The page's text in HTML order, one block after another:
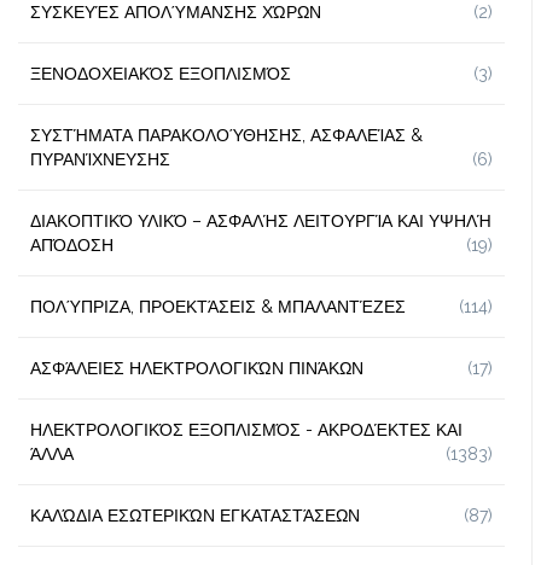
ΣΥΣΚΕΥΈΣ ΑΠΟΛΎΜΑΝΣΗΣ ΧΏΡΩΝ (2)
ΞΕΝΟΔΟΧΕΙΑΚΌΣ ΕΞΟΠΛΙΣΜΌΣ (3)
ΣΥΣΤΉΜΑΤΑ ΠΑΡΑΚΟΛΟΎΘΗΣΗΣ, ΑΣΦΑΛΕΊΑΣ &
ΠΥΡΑΝΊΧΝΕΥΣΗΣ
(6)
ΔΙΑΚΟΠΤΙΚΌ ΥΛΙΚΌ – ΑΣΦΑΛΉΣ ΛΕΙΤΟΥΡΓΊΑ ΚΑΙ ΥΨΗΛΉ
ΑΠΌΔΟΣΗ
(19)
ΠΟΛΎΠΡΙΖΑ, ΠΡΟΕΚΤΆΣΕΙΣ & ΜΠΑΛΑΝΤΈΖΕΣ (114)
ΑΣΦΆΛΕΙΕΣ ΗΛΕΚΤΡΟΛΟΓΙΚΏΝ ΠΙΝΆΚΩΝ (17)
ΗΛΕΚΤΡΟΛΟΓΙΚΌΣ ΕΞΟΠΛΙΣΜΌΣ - ΑΚΡΟΔΈΚΤΕΣ ΚΑΙ
ΆΛΛΑ
(1383)
ΚΑΛΏΔΙΑ ΕΣΩΤΕΡΙΚΏΝ ΕΓΚΑΤΑΣΤΆΣΕΩΝ (87)